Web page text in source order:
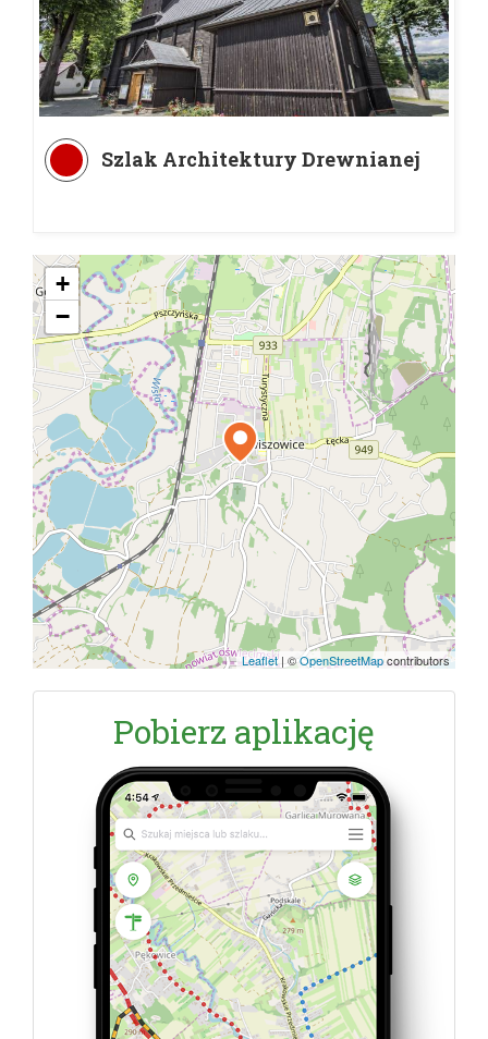
Szlak Architektury Drewnianej
+
−
Leaflet | ©OpenStreetMapcontributors
Pobierz aplikację